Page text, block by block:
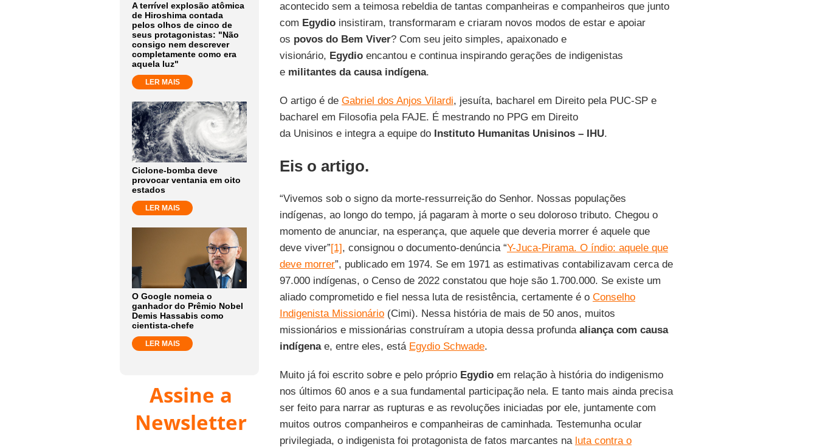
A terrível explosão atômica
de Hiroshima contada
pelos olhos de cinco de
seus protagonistas: "Não
consigo nem descrever
completamente como era
aquela luz"
LER MAIS
Ciclone-bomba deve
provocar ventania em oito
estados
LER MAIS
O Google nomeia o
ganhador do Prêmio Nobel
Demis Hassabis como
cientista-chefe
LER MAIS
Assine a
Newsletter
acontecido sem a teimosa rebeldia de tantas companheiras e companheiros que junto
com Egydioinsistiram, transformaram e criaram novos modos de estar e apoiar
os povos do Bem Viver? Com seu jeito simples, apaixonado e
visionário, Egydioencantou e continua inspirando gerações de indigenistas
e militantes da causa indígena.
O artigo é de Gabriel dos Anjos Vilardi, jesuíta, bacharel em Direito pela PUC-SP e
bacharel em Filosofia pela FAJE. É mestrando no PPG em Direito
da Unisinos e integra a equipe doInstituto Humanitas Unisinos – IHU.
Eis o artigo.
“Vivemos sob o signo da morte-ressurreição do Senhor. Nossas populações
indígenas, ao longo do tempo, já pagaram à morte o seu doloroso tributo. Chegou o
momento de anunciar, na esperança, que aquele que deveria morrer é aquele que
deve viver”[1], consignou o documento-denúncia “Y-Juca-Pirama. O índio: aquele que
deve morrer”, publicado em 1974. Se em 1971 as estimativas contabilizavam cerca de
97.000 indígenas, o Censo de 2022 constatou que hoje são 1.700.000. Se existe um
aliado comprometido e fiel nessa luta de resistência, certamente é o Conselho
Indigenista Missionário(Cimi). Nessa história de mais de 50 anos, muitos
missionários e missionárias construíram a utopia dessa profunda aliança com causa
indígenae, entre eles, está Egydio Schwade.
Muito já foi escrito sobre e pelo próprio Egydioem relação à história do indigenismo
nos últimos 60 anos e a sua fundamental participação nela. E tanto mais ainda precisa
ser feito para narrar as rupturas e as revoluções iniciadas por ele, juntamente com
muitos outros companheiros e companheiras de caminhada. Testemunha ocular
privilegiada, o indigenista foi protagonista de fatos marcantes na luta contra o